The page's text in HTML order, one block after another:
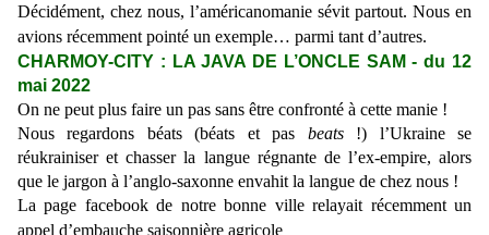
Décidément, chez nous, l’américanomanie sévit partout. Nous en
avions récemment pointé un exemple… parmi tant d’autres.
CHARMOY-CITY : LA JAVA DE L’ONCLE SAM - du 12
mai 2022
On ne peut plus faire un pas sans être confronté à cette manie !
Nous regardons béats (béats et pas beats !) l’Ukraine se
réukrainiser et chasser la langue régnantede l’ex-empire, alors
que le jargon à l’anglo-saxonne envahit la langue de chez nous !
La page facebook de notre bonne ville relayait récemment un
appel d’embauche saisonnière agricole